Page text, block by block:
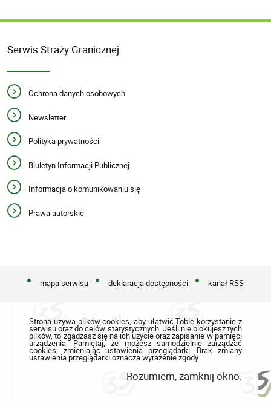
Serwis Straży Granicznej
Ochrona danych osobowych
Newsletter
Polityka prywatności
Biuletyn Informacji Publicznej
Informacja o komunikowaniu się
Prawa autorskie
mapa serwisu deklaracja dostępności kanał RSS
Strona używa plików cookies, aby ułatwić Tobie korzystanie z
serwisu oraz do celów statystycznych. Jeśli nie blokujesz tych
plików, to zgadzasz się na ich użycie oraz zapisanie w pamięci
urządzenia. Pamiętaj, że możesz samodzielnie zarządzać
cookies, zmieniając ustawienia przeglądarki. Brak zmiany
ustawienia przeglądarki oznacza wyrażenie zgody.
Rozumiem, zamknij okno.